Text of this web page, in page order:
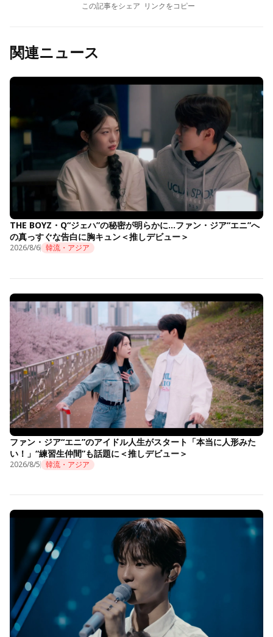
この記事をシェア リンクをコピー
関連ニュース
THE BOYZ・Q“ジェハ”の秘密が明らかに…ファン・ジア“エニ”へ
の真っすぐな告白に胸キュン＜推しデビュー＞
2026/8/6 韓流・アジア
ファン・ジア“エニ”のアイドル人生がスタート「本当に人形みた
い！」“練習生仲間”も話題に＜推しデビュー＞
2026/8/5 韓流・アジア